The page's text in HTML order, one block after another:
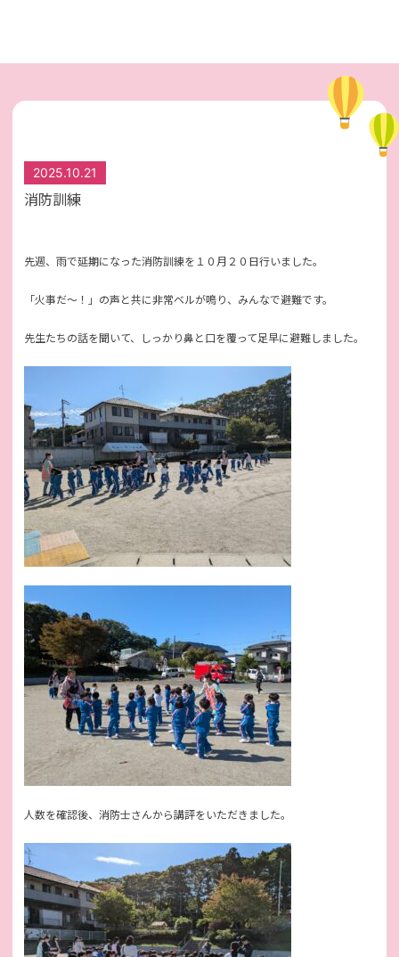
2025.10.21
消防訓練
先週、雨で延期になった消防訓練を１０月２０日行いました。
「火事だ～！」の声と共に非常ベルが鳴り、みんなで避難です。
先生たちの話を聞いて、しっかり鼻と口を覆って足早に避難しました。
人数を確認後、消防士さんから講評をいただきました。